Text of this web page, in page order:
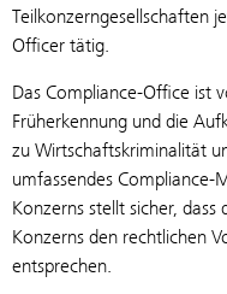
Teilkonzerngesellschaften
Officer tätig.
Das Compliance-Office ist
Früherkennung und die
zu Wirtschaftskriminalität
umfassendes Compliance-
Konzerns stellt sicher,
Konzerns den rechtlichen
entsprechen.